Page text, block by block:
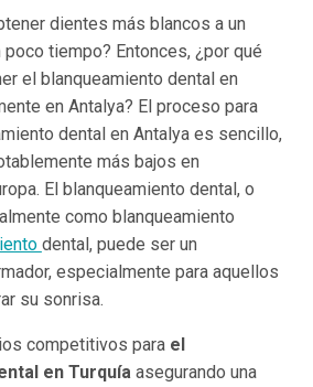
dientes más blancos a un
tiempo? Entonces, ¿por qué
el blanqueamiento dental en
en Antalya? El proceso para
dental en Antalya es sencillo,
más bajos en
El blanqueamiento dental, o
como blanqueamiento
dental, puede ser un
especialmente para aquellos
su sonrisa.
competitivos para el
en Turquía asegurando una